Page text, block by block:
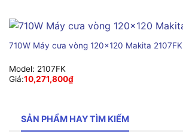
710W Máy cưa vòng 120×120 Makita 2107FK
Model: 2107FK
Giá:10,271,800₫
SẢN PHẨM HAY TÌM KIẾM